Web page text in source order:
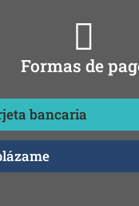
Formas de
bancaria